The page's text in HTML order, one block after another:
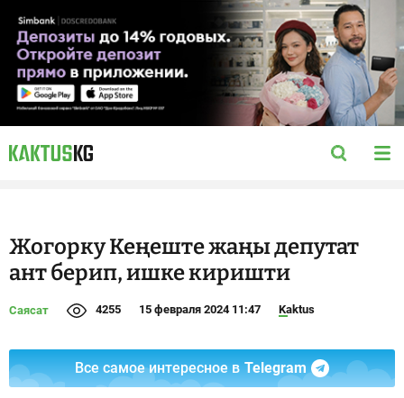
Жогорку Кеңеште жаңы депутат
ант берип, ишке киришти
Саясат 4255 15 февраля 2024 11:47 Kaktus
Все самое интересное в Telegram